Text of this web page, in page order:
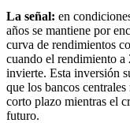
La señal: en
años se mantiene por
curva de rendimientos
cuando el rendimiento a
invierte. Esta inversión
que los bancos centrales
corto plazo mientras el
futuro.